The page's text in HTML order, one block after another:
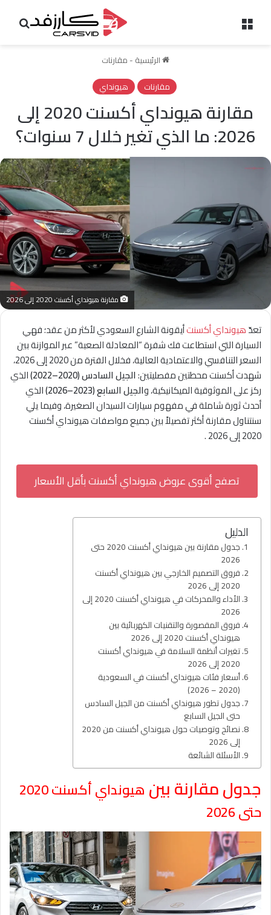
الرئيسية - مقارنات
مقارنات
هيونداي
مقارنة هيونداي أكسنت 2020 إلى
2026: ما الذي تغير خلال 7 سنوات؟
مقارنة هيونداي أكسنت 2020 إلى 2026
تعدّهيونداي أكسنتأيقونة الشارع السعودي لأكثر من عقد؛ فهي
السيارة التي استطاعت فك شفرة “المعادلة الصعبة” عبر الموازنة بين
السعر التنافسي والاعتمادية العالية، فخلال الفترة من 2020 إلى 2026،
شهدت أكسنت محطتين مفصليتين:الجيل السادس (2020–2022)
الذي
ركز على الموثوقية الميكانيكية، والجيل السابع (2023–2026)
الذي
أحدث ثورة شاملة في مفهوم سيارات السيدان الصغيرة، وفيما يلي
سنتناول مقارنة أكثر تفصيلاً بين جميع مواصفات هيونداي أكسنت
2020 إلى 2026 .
تصفح أقوى عروض هيونداي أكسنت بأقل الأسعار
الدليل
جدول مقارنة بين هيونداي أكسنت 2020 حتى
2026
فروق التصميم الخارجي بين هيونداي أكسنت
2020 إلى 2026
الأداء والمحركات في هيونداي أكسنت 2020 إلى
2026
فروق المقصورة والتقنيات الكهربائية بين
هيونداي أكسنت 2020 إلى 2026
تغيرات أنظمة السلامة في هيونداي أكسنت
2020 إلى 2026
أسعار فئات هيونداي أكسنت في السعودية
(2020 – 2026)
جدول تطور هيونداي أكسنت من الجيل السادس
حتى الجيل السابع
نصائح وتوصيات حول هيونداي أكسنت من 2020
إلى 2026
الأسئلة الشائعة
جدول مقارنة بين
هيونداي أكسنت 2020
حتى 2026